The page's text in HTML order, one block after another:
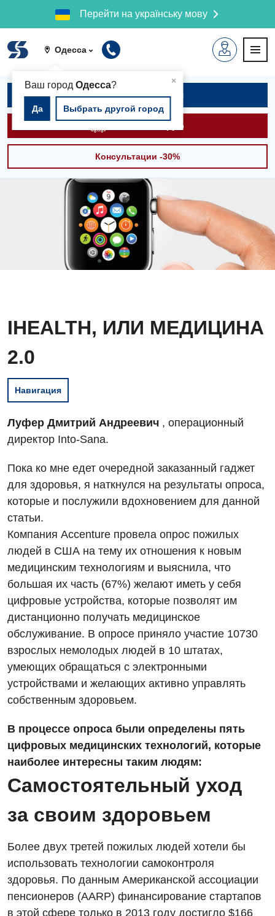
Перейти на українську мову
Одесса
×
Ваш город Одесса?
Да Выбрать другой город
Записаться на приём
Вызвать скорую
Консультации -30%
IHEALTH, ИЛИ МЕДИЦИНА
2.0
Навигация
Луфер Дмитрий Андреевич , операционный
директор Into-Sana.
Пока ко мне едет очередной заказанный гаджет
для здоровья, я наткнулся на результаты опроса,
которые и послужили вдохновением для данной
статьи.
Компания Accenture провела опрос пожилых
людей в США на тему их отношения к новым
медицинским технологиям и выяснила, что
большая их часть (67%) желают иметь у себя
цифровые устройства, которые позволят им
дистанционно получать медицинское
обслуживание. В опросе приняло участие 10730
взрослых немолодых людей в 10 штатах,
умеющих обращаться с электронными
устройствами и желающих активно управлять
собственным здоровьем.
В процессе опроса были определены пять
цифровых медицинских технологий, которые
наиболее интересны таким людям:
Самостоятельный уход
за своим здоровьем
Более двух третей пожилых людей хотели бы
использовать технологии самоконтроля
здоровья. По данным Американской ассоциации
пенсионеров (AARP) финансирование стартапов
в этой сфере только в 2013 году достигло $166